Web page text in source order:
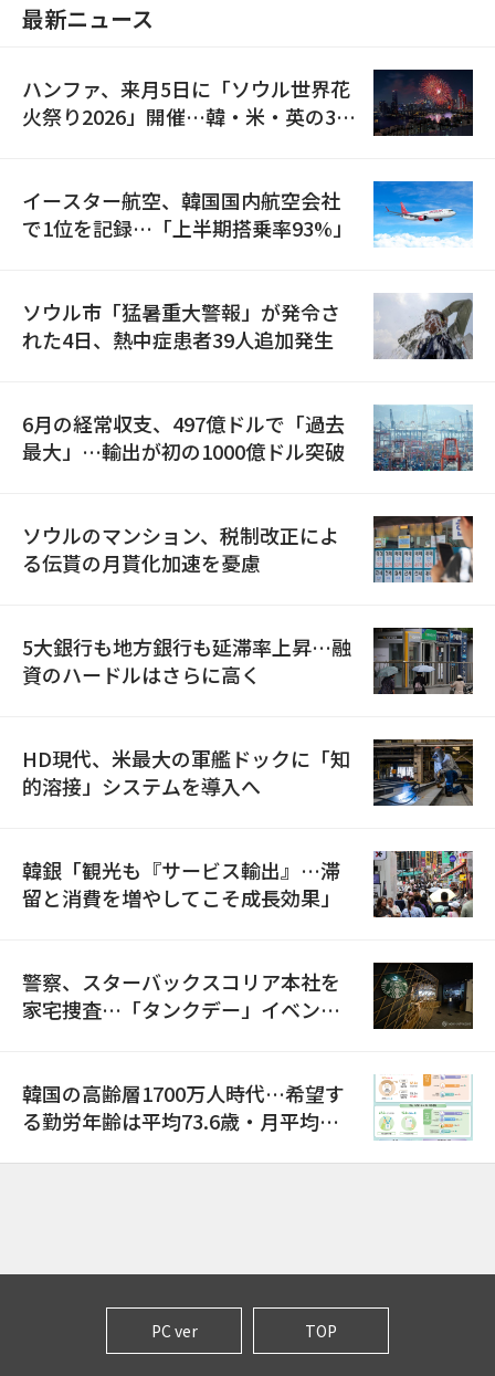
最新ニュース
ハンファ、来月5日に「ソウル世界花
火祭り2026」開催…韓・米・英の3カ
イースター航空、韓国国内航空会社
で1位を記録…「上半期搭乗率93%」
ソウル市「猛暑重大警報」が発令さ
れた4日、熱中症患者39人追加発生
6月の経常収支、497億ドルで「過去
最大」…輸出が初の1000億ドル突破
ソウルのマンション、税制改正によ
る伝貰の月貰化加速を憂慮
5大銀行も地方銀行も延滞率上昇…融
資のハードルはさらに高く
HD現代、米最大の軍艦ドックに「知
的溶接」システムを導入へ
韓銀「観光も『サービス輸出』…滞
留と消費を増やしてこそ成長効果」
警察、スターバックスコリア本社を
家宅捜査…「タンクデー」イベント
韓国の高齢層1700万人時代…希望す
る勤労年齢は平均73.6歳・月平均賃
PC ver TOP